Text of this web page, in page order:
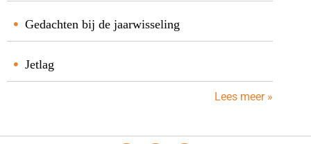
Gedachten bij de jaarwisseling
Jetlag
Lees meer »